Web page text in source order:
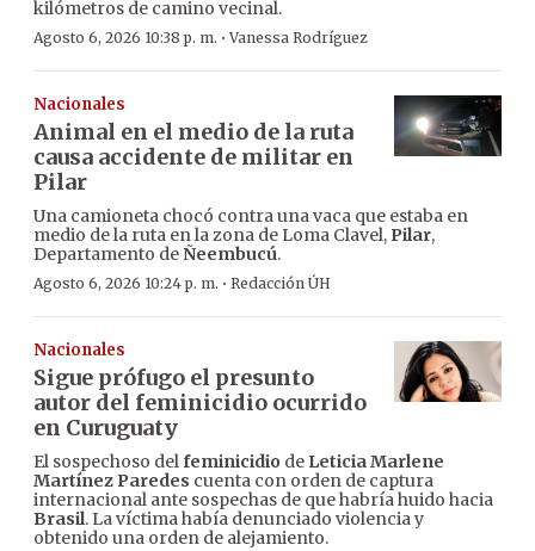
kilómetros de camino vecinal.
Agosto 6, 2026 10:38 p. m. ·Vanessa Rodríguez
Nacionales
Animal en el medio de la ruta
causa accidente de militar en
Pilar
Una camioneta chocó contra una vaca que estaba en
medio de la ruta en la zona de Loma Clavel, Pilar,
Departamento deÑeembucú.
Agosto 6, 2026 10:24 p. m. · Redacción ÚH
Nacionales
Sigue prófugo el presunto
autor del feminicidio ocurrido
en Curuguaty
El sospechoso delfeminicidio de Leticia Marlene
Martínez Paredes cuenta con orden de captura
internacional ante sospechas de que habría huido hacia
Brasil. La víctima había denunciado violencia y
obtenido una orden de alejamiento.